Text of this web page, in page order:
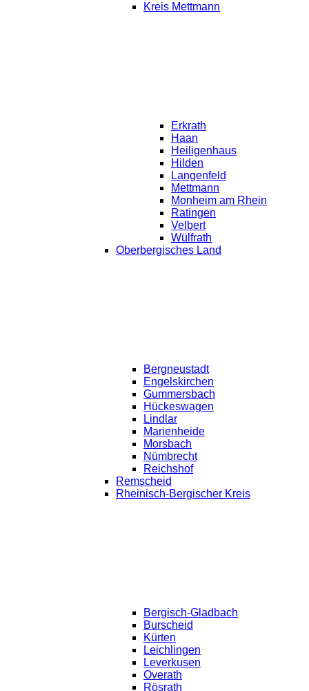
Kreis Mettmann
Erkrath
Haan
Heiligenhaus
Hilden
Langenfeld
Mettmann
Monheim am Rhein
Ratingen
Velbert
Wülfrath
Oberbergisches Land
Bergneustadt
Engelskirchen
Gummersbach
Hückeswagen
Lindlar
Marienheide
Morsbach
Nümbrecht
Reichshof
Remscheid
Rheinisch-Bergischer Kreis
Bergisch-Gladbach
Burscheid
Kürten
Leichlingen
Leverkusen
Overath
Rösrath